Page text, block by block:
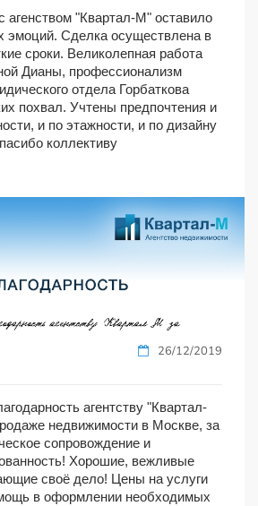
агенством "Квартал-М" оставило
эмоций. Сделка осуществлена в
сроки. Великолепная работа
Дианы, профессионализм
отдела Горбаткова
похвал. Учтены предпочтения и
и по этажности, и по дизайну
коллективу
26/12/2019
агентству "Квартал-
недвижимости в Москве, за
сопровождение и
Хорошие, вежливые
своё дело! Цены на услуги
в оформлении необходимых